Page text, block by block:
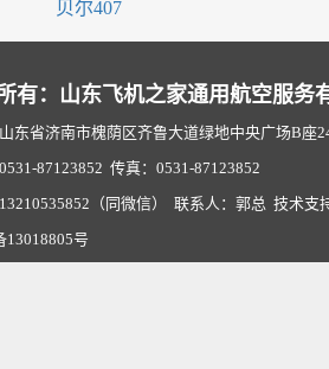
贝尔407
有：山东飞机之家通用航空服务
东省济南市槐荫区齐鲁大道绿地中央广场B座
87123852 传真：0531-87123852
（同微信） 联系人：郭总 技术支
13018805号